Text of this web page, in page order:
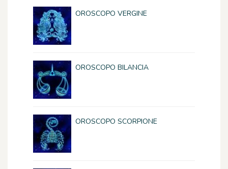
OROSCOPO VERGINE
OROSCOPO BILANCIA
OROSCOPO SCORPIONE